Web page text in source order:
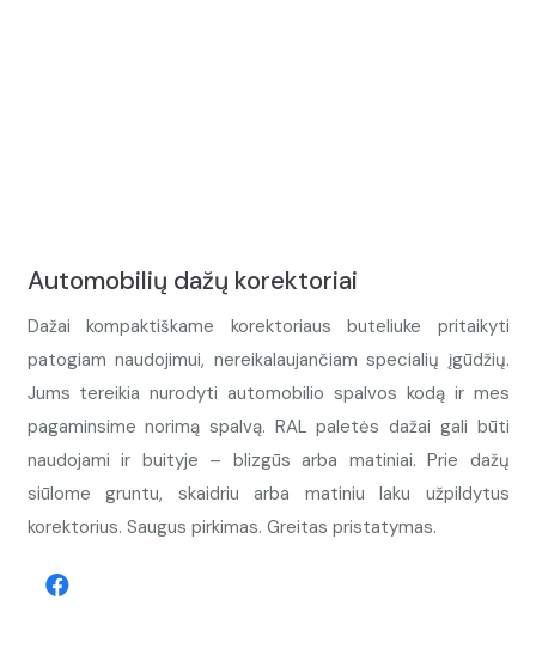
Automobilių dažų korektoriai
Dažai kompaktiškame korektoriaus buteliuke pritaikyti
patogiam naudojimui, nereikalaujančiam specialių įgūdžių.
Jums tereikia nurodyti automobilio spalvos kodą ir mes
pagaminsime norimą spalvą. RAL paletės dažai gali būti
naudojami ir buityje – blizgūs arba matiniai. Prie dažų
siūlome gruntu, skaidriu arba matiniu laku užpildytus
korektorius. Saugus pirkimas. Greitas pristatymas.